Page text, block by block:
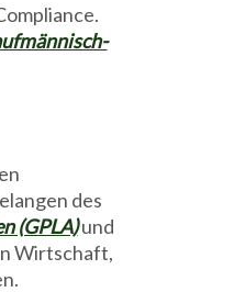
des
(GPLA)und
Wirtschaft,